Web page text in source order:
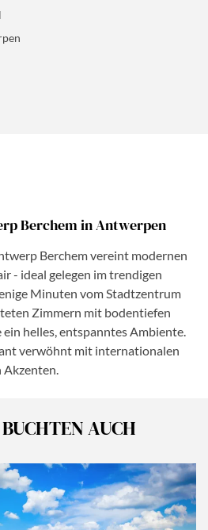
Berchem in Antwerpen
Berchem vereint modernen
- ideal gelegen im trendigen
Minuten vom Stadtzentrum
Zimmern mit bodentiefen
helles, entspanntes Ambiente.
verwöhnt mit internationalen
Akzenten.
AUCH